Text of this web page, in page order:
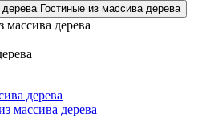
Гостиные из массива дерева
дерева
массива дерева